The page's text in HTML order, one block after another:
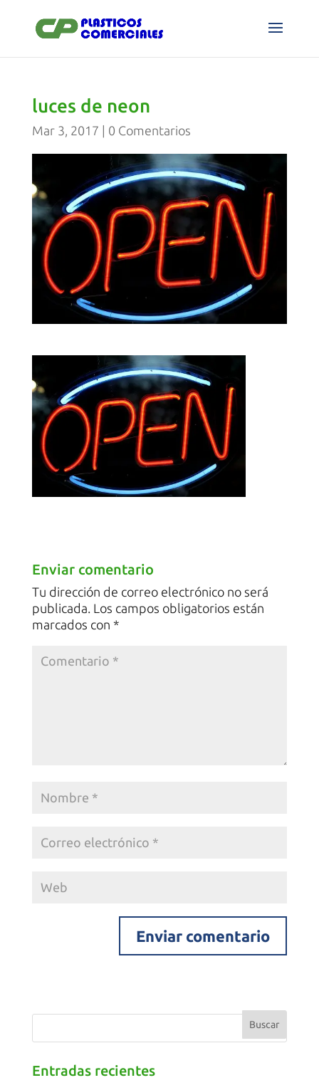
luces de neon
Mar 3, 2017 0 Comentarios
Enviar comentario
Tu dirección de correo electrónico no será
publicada. Los campos obligatorios están
marcados con *
Entradas recientes